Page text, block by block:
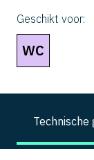
Geschikt voor:
WC
Technische